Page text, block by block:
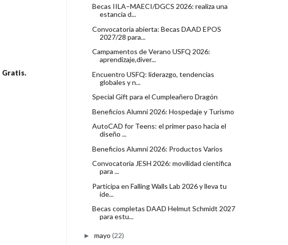
Gratis.
Becas IILA–MAECI/DGCS 2026: realiza una
estancia d...
Convocatoria abierta: Becas DAAD EPOS
2027/28 para...
Campamentos de Verano USFQ 2026:
aprendizaje,diver...
Encuentro USFQ: liderazgo, tendencias
globales y n...
Special Gift para el Cumpleañero Dragón
Beneficios Alumni 2026: Hospedaje y Turismo
AutoCAD for Teens: el primer paso hacia el
diseño ...
Beneficios Alumni 2026: Productos Varios
Convocatoria JESH 2026: movilidad científica
para ...
Participa en Falling Walls Lab 2026 y lleva tu
ide...
Becas completas DAAD Helmut Schmidt 2027
para estu...
► mayo (22)